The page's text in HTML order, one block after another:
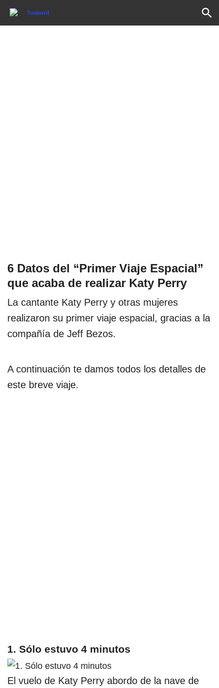
6 Datos del “Primer Viaje Espacial”
que acaba de realizar Katy Perry
La cantante Katy Perry y otras mujeres
realizaron su primer viaje espacial, gracias a la
compañía de Jeff Bezos.
A continuación te damos todos los detalles de
este breve viaje.
1. Sólo estuvo 4 minutos
El vuelo de Katy Perry abordo de la nave de